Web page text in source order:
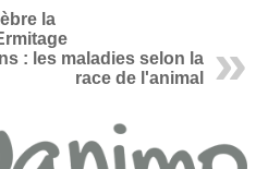
la
: les maladies selon la
race de l'animal